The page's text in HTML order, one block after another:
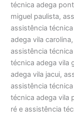
técnica adega
miguel paulista,
assistência
adega vila
assistência
técnica adega vila
adega vila jacui,
assistência
técnica adega vila
ré e assistência